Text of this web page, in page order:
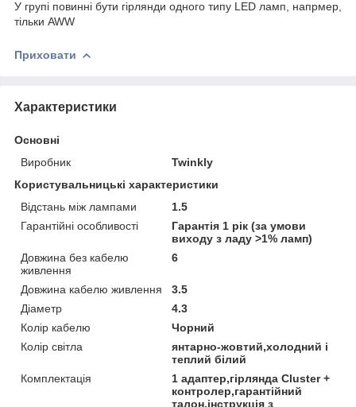
У групі повинні бути гірлянди одного типу LED ламп, напрмер,
тільки AWW
Приховати
Характеристики
Основні
Виробник
Twinkly
Користувальницькі характеристики
Відстань між лампами
1.5
Гарантійні особливості
Гарантія 1 рік (за умови
виходу з ладу >1% ламп)
Довжина без кабелю
живлення
6
Довжина кабелю живлення
3.5
Діаметр
4.3
Колір кабелю
Чорний
Колір світла
янтарно-жовтий,холодний і
теплий білий
Комплектація
1 адаптер,гірлянда Cluster +
контролер,гарантійний
талон,інструкція з